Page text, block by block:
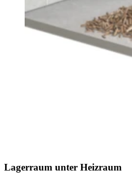
Lagerraum unter Heizraum